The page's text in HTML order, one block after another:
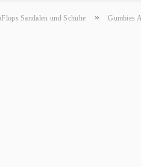
Sandalen und Schuhe » Gumbies